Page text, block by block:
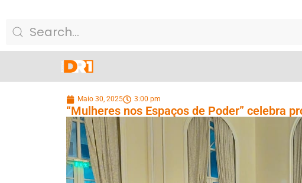
Maio 30, 2025 3:00 pm
“Mulheres nos Espaços de Poder” celebra